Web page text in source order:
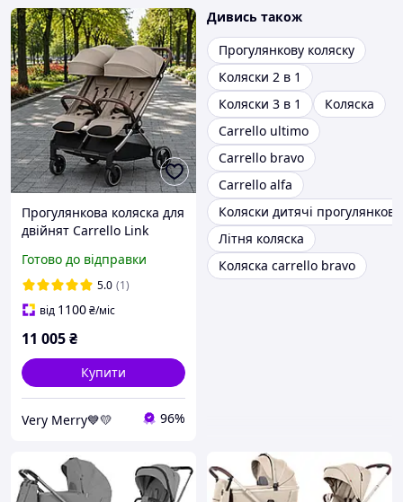
Прогулянкова коляска для
двійнят Carrello Link
Island Beige (бежевий
колір)
Готово до відправки
5.0 (1)
від 1100₴/міс
11 005₴
Купити
Very Merry💙💛 96%
Дивись також
Прогулянкову коляску
Коляски 2 в 1
Коляски 3 в 1
Коляска
Carrello ultimo
Carrello bravo
Carrello alfa
Коляски дитячі прогулянкові
Літня коляска
Коляска carrello bravo